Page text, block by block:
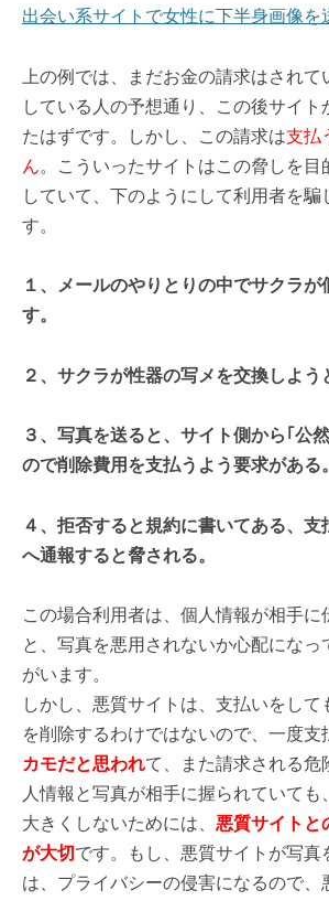
出会い系サイトで女性に下半身画像を
上の例では、まだお金の請求はされて
している人の予想通り、この後サイト
たはずです。しかし、この請求は支払
ん。こういったサイトはこの脅しを目
していて、下のようにして利用者を騙
す。
１、メールのやりとりの中でサクラが
す。
２、サクラが性器の写メを交換しよう
３、写真を送ると、サイト側から｢公
ので削除費用を支払うよう要求がある。
４、拒否すると規約に書いてある、支
へ通報すると脅される。
この場合利用者は、個人情報が相手に
と、写真を悪用されないか心配になっ
がいます。
しかし、悪質サイトは、支払いをして
を削除するわけではないので、一度支
カモだと思われて、また請求される危
人情報と写真が相手に握られていても
大きくしないためには、 悪質サイトと
が大切です。もし、悪質サイトが写真
は、プライバシーの侵害になるので、